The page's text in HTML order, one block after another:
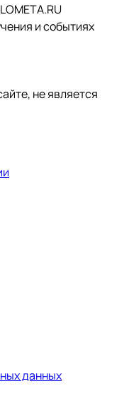
и событиях
не является
данных